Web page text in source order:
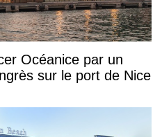
Océanice par un
sur le port de Nice